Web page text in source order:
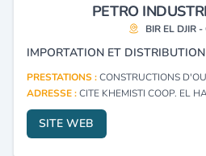
PETRO
BIR EL DJIR
PRESTATIONS :CONSTRUCTIONS D'OUVRAGES DESTINÉS À LA PRODUCTION, LA
ADRESSE :CITE KHEMISTI COOP. EL
SITE WEB